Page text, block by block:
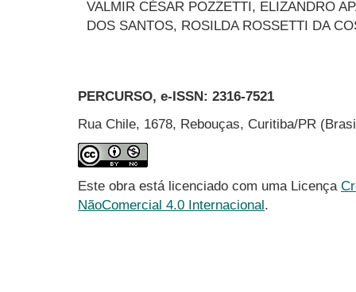
VALMIR CÉSAR POZZETTI, ELIZANDRO
DOS SANTOS, ROSILDA ROSSETTI DA
PERCURSO, e-ISSN: 2316-7521
Rua Chile, 1678, Rebouças, Curitiba/PR
Este obra está licenciado com uma Licença
NãoComercial 4.0 Internacional.